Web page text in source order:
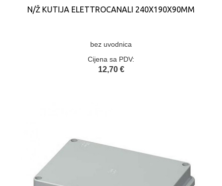
N/Ž KUTIJA ELETTROCANALI 240X190X90MM
bez uvodnica
Cijena sa PDV:
12,70 €